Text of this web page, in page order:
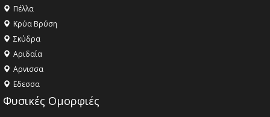
Πέλλα
Κρύα Βρύση
Σκύδρα
Αριδαία
Aρνισσα
Eδεσσα
Φυσικές Ομορφιές